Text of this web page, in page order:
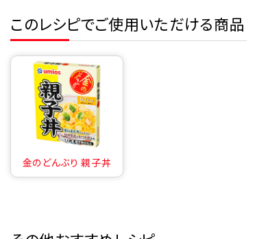
このレシピでご使用いただける商品
金のどんぶり 親子丼